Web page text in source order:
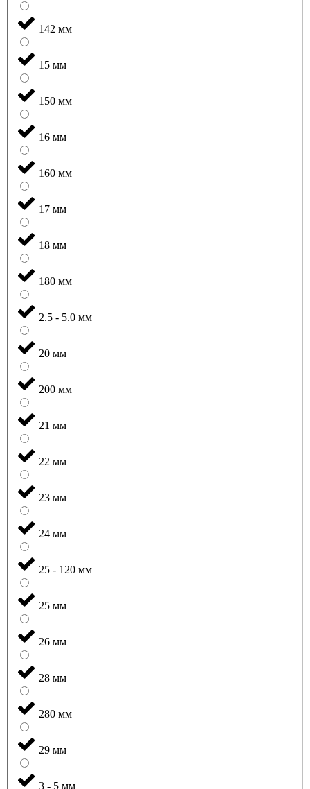
142 мм
15 мм
150 мм
16 мм
160 мм
17 мм
18 мм
180 мм
2.5 - 5.0 мм
20 мм
200 мм
21 мм
22 мм
23 мм
24 мм
25 - 120 мм
25 мм
26 мм
28 мм
280 мм
29 мм
3 - 5 мм